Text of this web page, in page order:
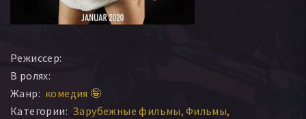
Режиссер:
В ролях:
Жанр: комедия 🤪
Категории: Зарубежные фильмы Фильмы